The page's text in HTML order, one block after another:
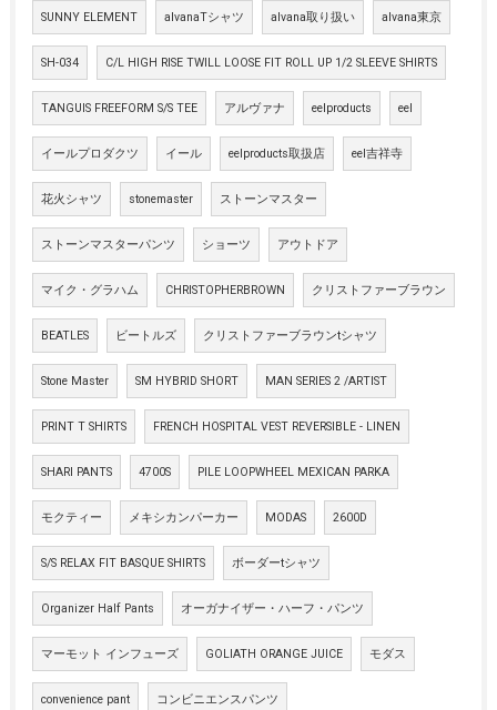
SUNNY ELEMENT alvanaTシャツ alvana取り扱い alvana東京
SH-034 C/L HIGH RISE TWILL LOOSE FIT ROLL UP 1/2 SLEEVE SHIRTS
TANGUIS FREEFORM S/S TEE アルヴァナ eelproducts eel
イールプロダクツ イール eelproducts取扱店 eel吉祥寺
花火シャツ stonemaster ストーンマスター
ストーンマスターパンツ ショーツ アウトドア
マイク・グラハム CHRISTOPHERBROWN クリストファーブラウン
BEATLES ビートルズ クリストファーブラウンtシャツ
Stone Master SM HYBRID SHORT MAN SERIES 2 /ARTIST
PRINT T SHIRTS FRENCH HOSPITAL VEST REVERSIBLE - LINEN
SHARI PANTS 4700S PILE LOOPWHEEL MEXICAN PARKA
モクティー メキシカンパーカー MODAS 2600D
S/S RELAX FIT BASQUE SHIRTS ボーダーtシャツ
Organizer Half Pants オーガナイザー・ハーフ・パンツ
マーモット インフューズ GOLIATH ORANGE JUICE モダス
convenience pant コンビニエンスパンツ